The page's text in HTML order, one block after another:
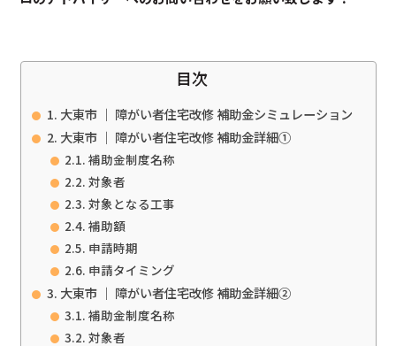
目次
大東市 ｜ 障がい者住宅改修 補助金シミュレーション
大東市 ｜ 障がい者住宅改修 補助金詳細①
補助金制度名称
対象者
対象となる工事
補助額
申請時期
申請タイミング
大東市 ｜ 障がい者住宅改修 補助金詳細②
補助金制度名称
対象者